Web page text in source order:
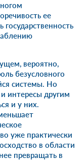
ее
вероятно,
безусловного
системы. Но
интересы другим
и у них.
уже практически
в области
превращать в